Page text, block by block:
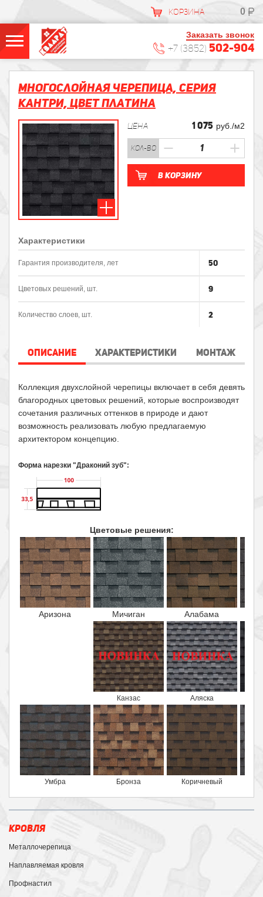
КОРЗИНА 0
Заказать звонок
+7 (3852) 502-904
Многослойная черепица, Серия
КАНТРИ, Цвет Платина
ЦЕНА 1 075 руб./м2
кол-во
В корзину
Характеристики
Гарантия производителя, лет 50
Цветовых решений, шт. 9
Количество слоев, шт. 2
ОПИСАНИЕ ХАРАКТЕРИСТИКИ МОНТАЖ
Коллекция двухслойной черепицы включает в себя девять
благородных цветовых решений, которые воспроизводят
сочетания различных оттенков в природе и дают
возможность реализовать любую предлагаемую
архитектором концепцию.
Форма нарезки "Драконий зуб":
Цветовые решения:
Аризона Мичиган Алабама
Канзас Аляска
Умбра Бронза Коричневый
КРОВЛЯ
Металлочерепица
Наплавляемая кровля
Профнастил